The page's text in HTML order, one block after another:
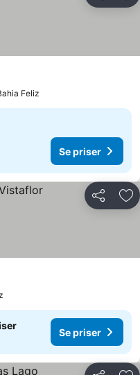
Feliz
Se priser
Del
Se priser